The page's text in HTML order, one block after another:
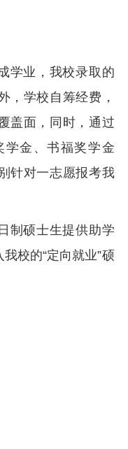
学业，我校录取的
，学校自筹经费，
盖面，同时，通过
学金、书福奖学金
针对一志愿报考我
制硕士生提供助学
校的“定向就业”硕